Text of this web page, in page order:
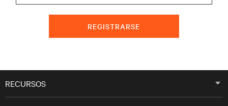
REGISTRARSE
RECURSOS